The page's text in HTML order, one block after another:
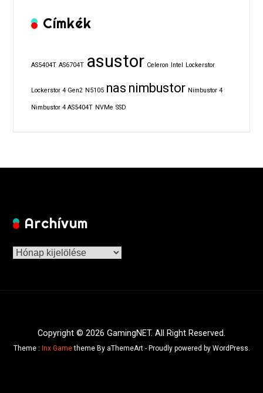
Címkék
AS5404T AS6704T asustor Celeron Intel Lockerstor
Lockerstor 4 Gen2 N5105 nas nimbustor Nimbustor 4
Nimbustor 4 AS5404T NVMe SSD
Archívum
Archívum
Copyright © 2026 GamingNET. All Right Reserved.
Theme : Inx Gametheme By aThemeArt - Proudly powered by WordPress.